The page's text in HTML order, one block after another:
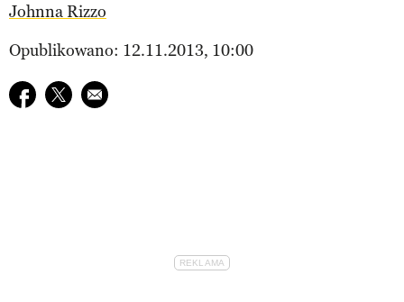
Johnna Rizzo
Opublikowano: 12.11.2013, 10:00
Udostępnij na facebook
Udostępnij na twitter
E-mail do przyjaciela